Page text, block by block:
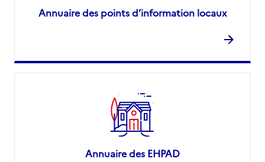
Annuaire des points d’information locaux
Annuaire des EHPAD